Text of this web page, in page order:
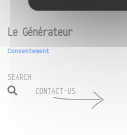
Le Générateur
Consentement
SEARCH
CONTACT-US